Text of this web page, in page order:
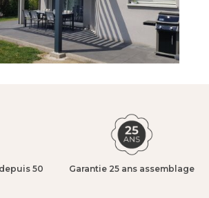
50
Garantie 25 ans assemblage​